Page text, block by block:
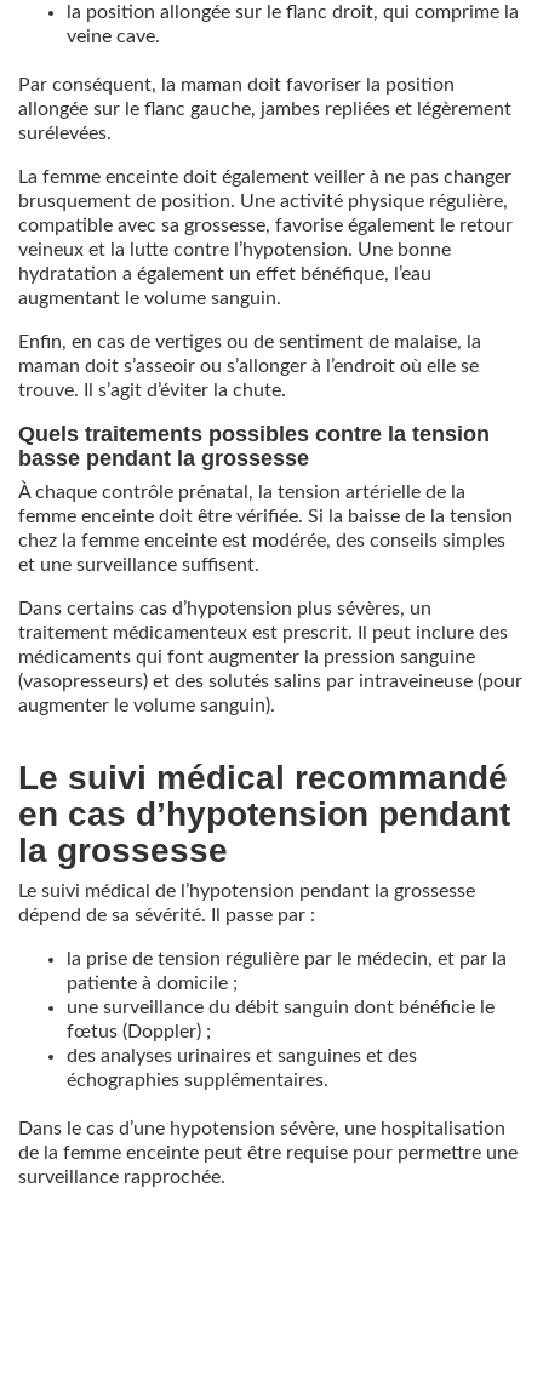
la position allongée sur le flanc droit, qui comprime la
veine cave.
Par conséquent, la maman doit favoriser la position
allongée sur le flanc gauche, jambes repliées et légèrement
surélevées.
La femme enceinte doit également veiller à ne pas changer
brusquement de position. Une activité physique régulière,
compatible avec sa grossesse, favorise également le retour
veineux et la lutte contre l’hypotension. Une bonne
hydratation a également un effet bénéfique, l’eau
augmentant le volume sanguin.
Enfin, en cas de vertiges ou de sentiment de malaise, la
maman doit s’asseoir ou s’allonger à l’endroit où elle se
trouve. Il s’agit d’éviter la chute.
Quels traitements possibles contre la tension
basse pendant la grossesse
À chaque contrôle prénatal, la tension artérielle de la
femme enceinte doit être vérifiée. Si la baisse de la tension
chez la femme enceinte est modérée, des conseils simples
et une surveillance suffisent.
Dans certains cas d’hypotension plus sévères, un
traitement médicamenteux est prescrit. Il peut inclure des
médicaments qui font augmenter la pression sanguine
(vasopresseurs) et des solutés salins par intraveineuse (pour
augmenter le volume sanguin).
Le suivi médical recommandé
en cas d’hypotension pendant
la grossesse
Le suivi médical de l’hypotension pendant la grossesse
dépend de sa sévérité. Il passe par :
la prise de tension régulière par le médecin, et par la
patiente à domicile ;
une surveillance du débit sanguin dont bénéficie le
fœtus (Doppler) ;
des analyses urinaires et sanguines et des
échographies supplémentaires.
Dans le cas d’une hypotension sévère, une hospitalisation
de la femme enceinte peut être requise pour permettre une
surveillance rapprochée.